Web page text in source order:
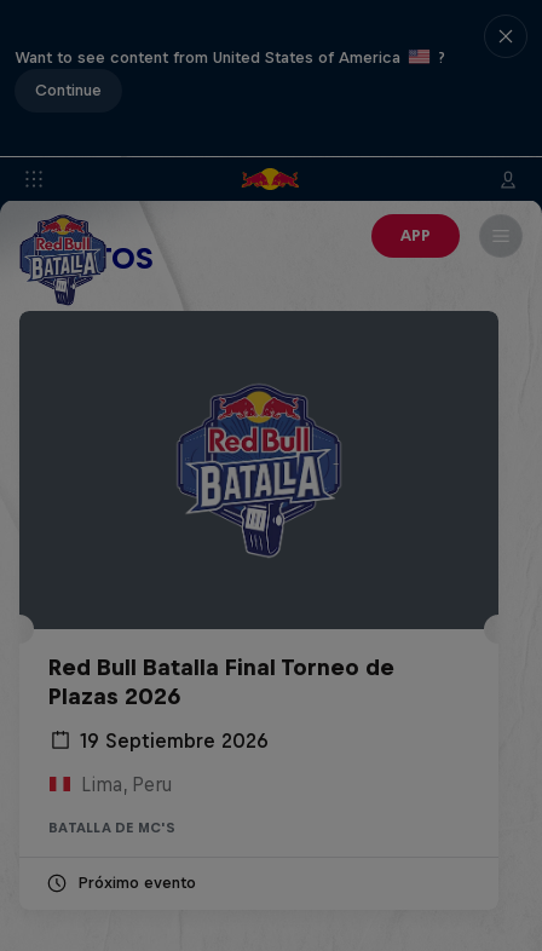
Want to see content from United States of America
?
Continue
APP
EVENTOS
Red Bull Batalla Final Torneo de
Plazas 2026
19 Septiembre 2026
Lima, Peru
BATALLA DE MC'S
Próximo evento